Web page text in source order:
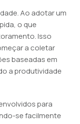
Ao adotar um
o que
Isso
a coletar
baseadas em
a produtividade
para
se facilmente